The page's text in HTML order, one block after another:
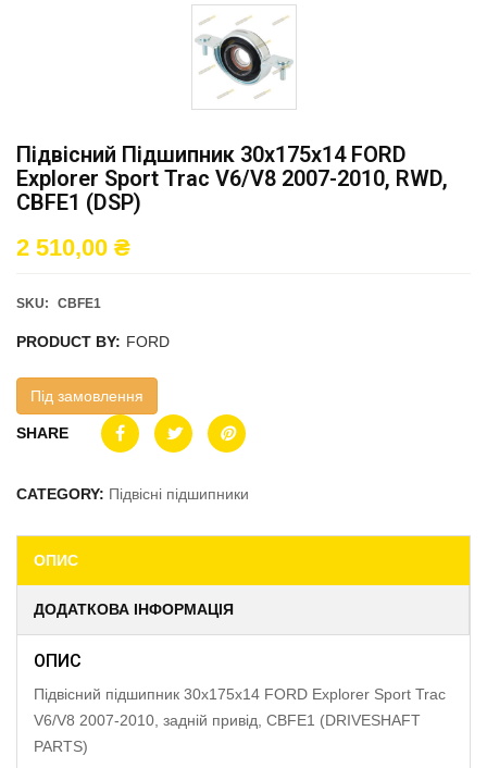
Підвісний Підшипник 30x175x14 FORD
Explorer Sport Trac V6/V8 2007-2010, RWD,
CBFE1 (DSP)
2 510,00 ₴
SKU: CBFE1
PRODUCT BY: FORD
Під замовлення
SHARE
CATEGORY: Підвісні підшипники
ОПИС
ДОДАТКОВА ІНФОРМАЦІЯ
ОПИС
Підвісний підшипник 30x175x14 FORD Explorer Sport Trac
V6/V8 2007-2010, задній привід, CBFE1 (DRIVESHAFT
PARTS)